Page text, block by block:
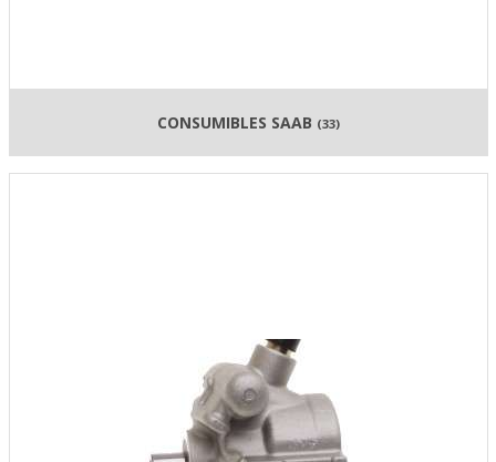
CONSUMIBLES SAAB (33)